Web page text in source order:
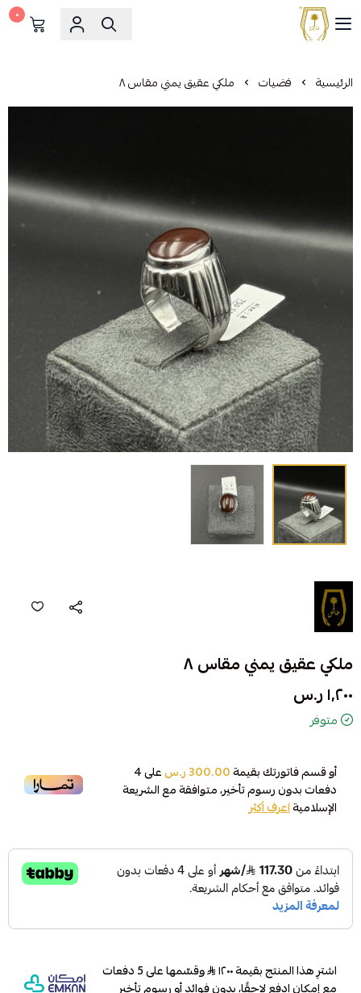
مشالح المهدي الملكية
٠
الرئيسية فضيات ملكي عقيق يمني مقاس ٨
ملكي عقيق يمني مقاس ٨
١٬٢٠٠ ر.س
متوفر
أو قسم فاتورتك بقيمة300.00 ر.س على4
دفعات بدون رسوم تأخير، متوافقة مع الشريعة
الإسلاميةاعرف أكثر
اشترِ هذا المنتج بقيمة ١٢٠٠
وقسّمها على 5 دفعات
مع إمكان ادفع لاحقًا، بدون فوائد أو رسوم تأخير